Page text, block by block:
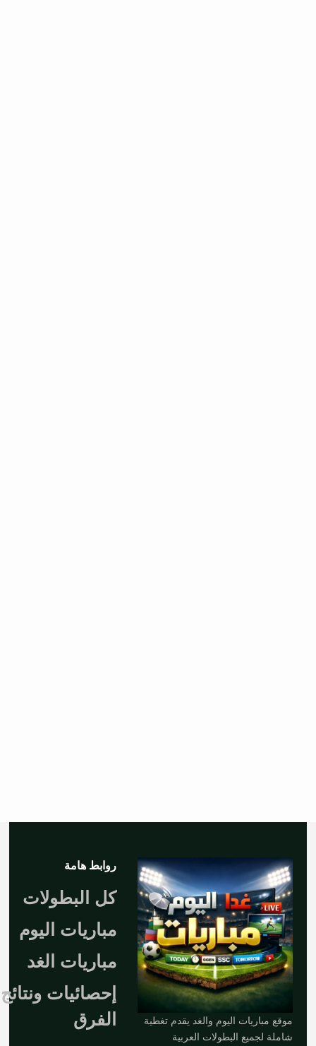
موقع مباريات اليوم والغد يقدم تغطية
شاملة لجميع البطولات العربية
روابط هامة
كل البطولات
مباريات اليوم
مباريات الغد
إحصائيات ونتائج
الفرق